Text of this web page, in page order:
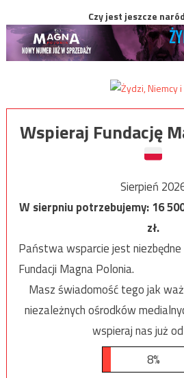
Czy jest jeszcze
Wspieraj Fundację
Sierpień
W sierpniu potrzebujemy:16
zł.
Państwa wsparcie jest
Fundacji Magna Polonia.
Masz świadomość tego jak
niezależnych ośrodków
wspieraj nas już
8%